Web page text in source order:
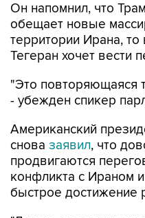
Он напомнил, что
обещает новые
территории Ирана, то
Тегеран хочет вести
"Это повторяющаяся
- убежден спикер
Американский
снова заявил, что
продвигаются
конфликта с Ираном
быстрое достижение